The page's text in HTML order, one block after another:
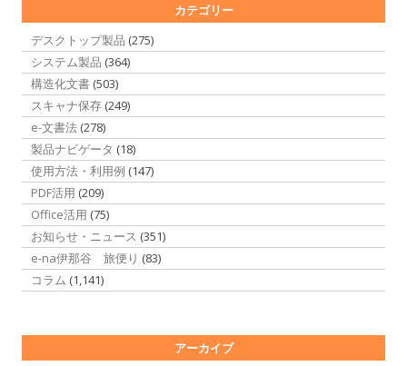
カテゴリー
デスクトップ製品 (275)
システム製品 (364)
構造化文書 (503)
スキャナ保存 (249)
e-文書法 (278)
製品ナビゲータ (18)
使用方法・利用例 (147)
PDF活用 (209)
Office活用 (75)
お知らせ・ニュース (351)
e-na伊那谷 旅便り (83)
コラム (1,141)
アーカイブ